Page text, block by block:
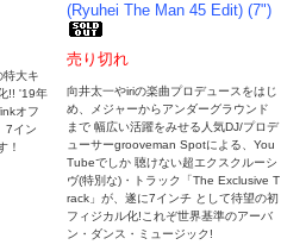
特大キ
!! '19年
オフ
7イン
！
(Ryuhei The Man 45 Edit) (7")
売り切れ
向井太一やiriの楽曲プロデュースをはじ
め、メジャーからアンダーグラウンド
まで 幅広い活躍をみせる人気DJ/プロデ
ューサーgrooveman Spotによる、You
Tubeでしか 聴けない超エクスクルーシ
ヴ(特別な)・トラック「The Exclusive T
rack」が、遂に7インチ として待望の初
フィジカル化!これぞ世界基準のアーバ
ン・ダンス・ミュージック!